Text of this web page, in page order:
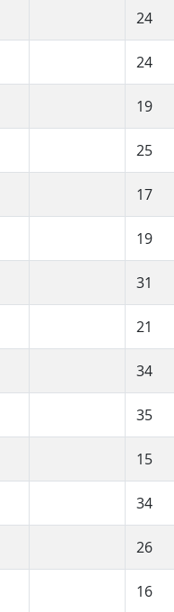
24
24
19
25
17
19
31
21
34
35
15
34
26
16